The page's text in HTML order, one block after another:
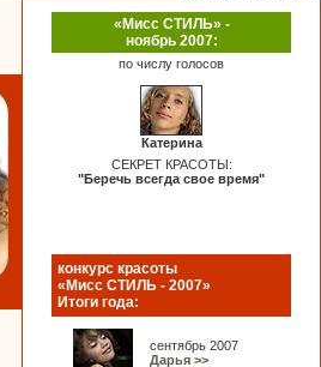
«Мисс СТИЛЬ» -
ноябрь 2007:
по числу голосов
Катерина
СЕКРЕТ КРАСОТЫ:
"Беречь всегда свое время"
конкурс красоты
«Мисс СТИЛЬ - 2007»
Итоги года:
сентябрь 2007
Дарья >>